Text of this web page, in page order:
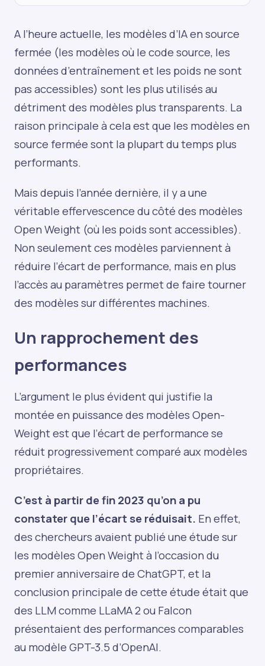
A l’heure actuelle, les modèles d’IA en source
fermée (les modèles où le code source, les
données d’entraînement et les poids ne sont
pas accessibles) sont les plus utilisés au
détriment des modèles plus transparents. La
raison principale à cela est que les modèles en
source fermée sont la plupart du temps plus
performants.
Mais depuis l’année dernière, il y a une
véritable effervescence du côté des modèles
Open Weight (où les poids sont accessibles).
Non seulement ces modèles parviennent à
réduire l’écart de performance, mais en plus
l’accès au paramètres permet de faire tourner
des modèles sur différentes machines.
Un rapprochement des
performances
L’argument le plus évident qui justifie la
montée en puissance des modèles Open-
Weight est que l’écart de performance se
réduit progressivement comparé aux modèles
propriétaires.
C’est à partir de fin 2023 qu’on a pu
constater que l’écart se réduisait. En effet,
des chercheurs avaient publié une étude sur
les modèles Open Weight à l’occasion du
premier anniversaire de ChatGPT, et la
conclusion principale de cette étude était que
des LLM comme LLaMA 2 ou Falcon
présentaient des performances comparables
au modèle GPT-3.5 d’OpenAI.